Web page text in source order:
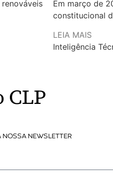
Em março de
constitucional
LEIA MAIS
Inteligência
CLP
NOSSA NEWSLETTER